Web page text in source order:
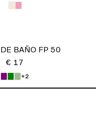
BAÑO FP 50
€ 17
+2